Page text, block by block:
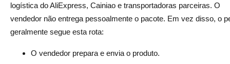
Qual é a opção mais barata entre Standard Shipping,
ePacket e Premium Shipping?
Shipping?
logística do AliExpress, Cainiao e transportadoras parceiras. O
vendedor não entrega pessoalmente o pacote. Em vez disso, o
geralmente segue esta rota:
O vendedor prepara e envia o produto.